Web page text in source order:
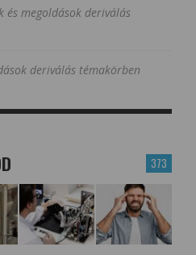
és megoldások deriválás
deriválás témakörben
373